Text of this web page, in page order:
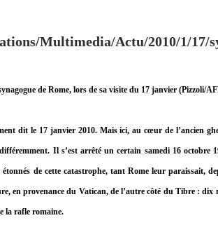
de Rome, lors de sa visite du 17 janvier (Pizzoli/
dit le 17 janvier 2010. Mais ici, au cœur de l’ancien
Il s’est arrêté un certain samedi 16
de cette catastrophe, tant Rome leur paraissait,
en provenance du Vatican, de l’autre côté du Tibre :
la rafle romaine.